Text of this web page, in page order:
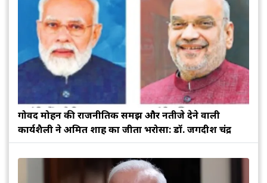
गोविंद मोहन की राजनीतिक समझ और नतीजे देने वाली
कार्यशैली ने अमित शाह का जीता भरोसा: डॉ. जगदीश चंद्र